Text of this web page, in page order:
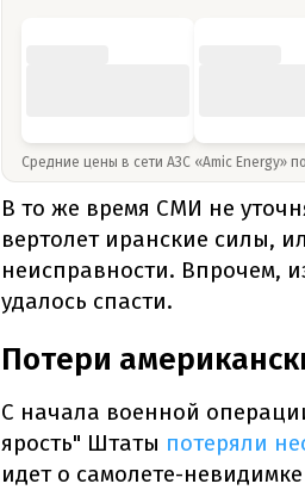
Средние цены в сети АЗС «Amic Energy»
В то же время СМИ не
вертолет иранские силы,
неисправности. Впрочем,
удалось спасти.
Потери
С начала военной
ярость" Штаты потеряли
идет о самолете-